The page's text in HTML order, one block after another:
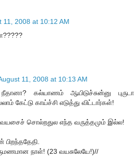
11, 2008 at 10:12 AM
11, 2008 at 10:13 AM
கல்யாணம் ஆயிடுச்சுன்னு புருடா
கேட்டு காய்ச்சி எடுத்து விட்டார்கள்!
வயசைச் சொல்றதுல எந்த வருத்தமும் இல்ல!
பிறந்ததேதி.
நாள்! (23 வயசுலேயே!)//